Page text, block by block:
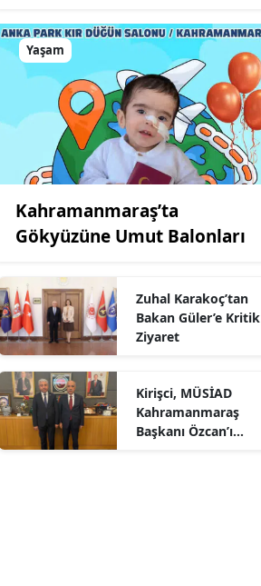
Yaşam
Kahramanmaraş’ta
Gökyüzüne Umut Balonları
Zuhal Karakoç’tan
Bakan Güler’e Kritik
Ziyaret
Kirişci, MÜSİAD
Kahramanmaraş
Başkanı Özcan’ı